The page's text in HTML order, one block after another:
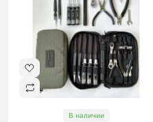
В наличии